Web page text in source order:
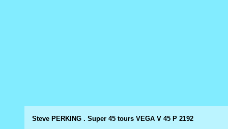
Steve PERKING . Super 45 tours VEGA V 45 P 2192